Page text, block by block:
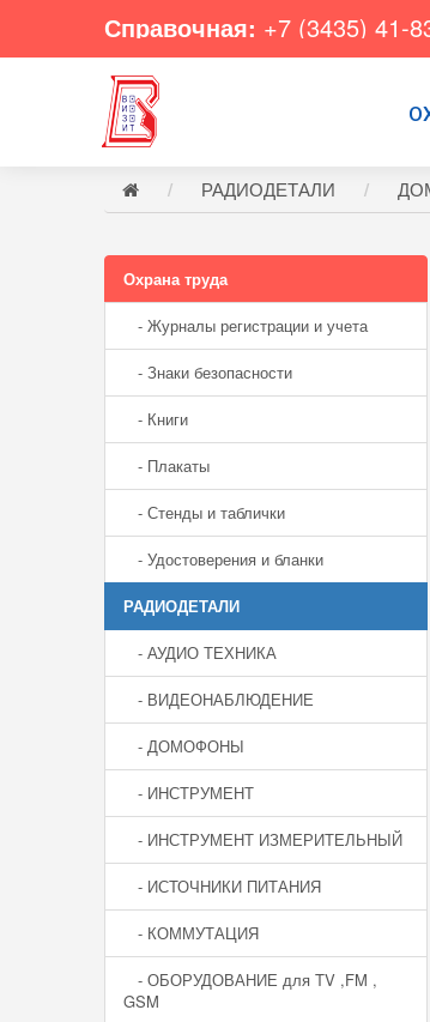
Справочная: +7 (3435) 41-
РАДИОДЕТАЛИ
Охрана труда
- Журналы регистрации и учета
- Знаки безопасности
- Книги
- Плакаты
- Стенды и таблички
- Удостоверения и бланки
РАДИОДЕТАЛИ
- АУДИО ТЕХНИКА
- ВИДЕОНАБЛЮДЕНИЕ
- ДОМОФОНЫ
- ИНСТРУМЕНТ
- ИНСТРУМЕНТ ИЗМЕРИТЕЛЬНЫЙ
- ИСТОЧНИКИ ПИТАНИЯ
- КОММУТАЦИЯ
- ОБОРУДОВАНИЕ для TV ,FM ,
GSM